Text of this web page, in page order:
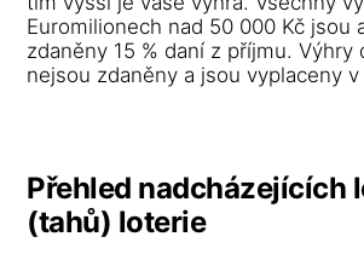
Euromilionech nad 50 000 Kč jsou
zdaněny 15 % daní z příjmu. Výhry
nejsou zdaněny a jsou vyplaceny
Přehled nadcházejících
(tahů) loterie